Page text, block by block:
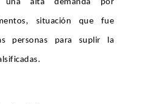
una alta demanda por
situación que fue
personas para suplir la